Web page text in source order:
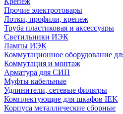
Прочие электротовары
Лотки, профили, крепеж
Труба пластиковая и аксессуары
Светильники ИЭК
Лампы ИЭК
Коммутационное оборудование
Коммутация и монтаж
Арматура для СИП
Муфты кабельные
Удлинители, сетевые фильтры
Комплектующие для шкафов IEK
Корпуса металлические сборные